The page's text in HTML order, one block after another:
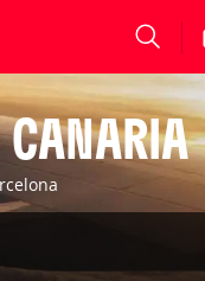
CANARIA